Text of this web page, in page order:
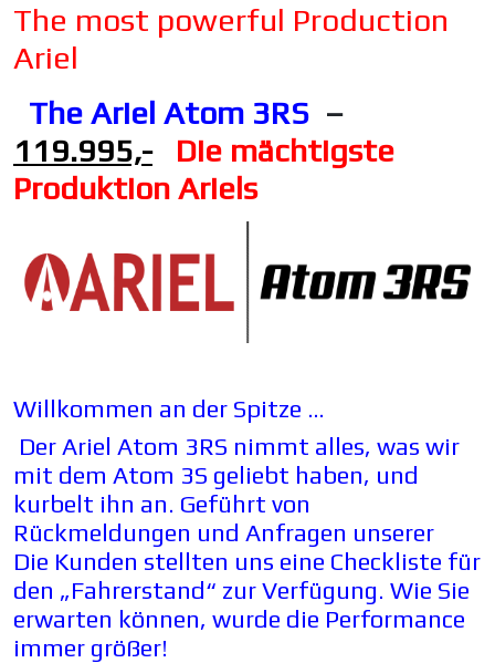
The most powerful Production
Ariel
The Ariel Atom 3RS –
119.995,-Die mächtigste
Produktion Ariels
Willkommen an der Spitze …
Der Ariel Atom 3RS nimmt alles, was wir
mit dem Atom 3S geliebt haben, und
kurbelt ihn an. Geführt von
Rückmeldungen und Anfragen unserer
Die Kunden stellten uns eine Checkliste für
den „Fahrerstand“ zur Verfügung. Wie Sie
erwarten können, wurde die Performance
immer größer!